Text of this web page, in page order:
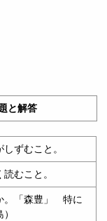
と解答
ずむこと。
むこと。
。「森豊」 特に